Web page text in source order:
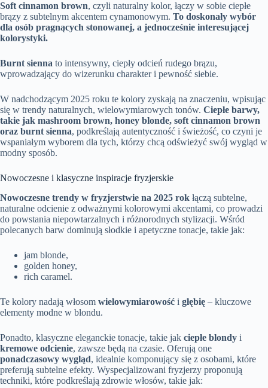
Soft cinnamon brown, czyli naturalny kolor, łączy w sobie ciepłe
brązy z subtelnym akcentem cynamonowym. To doskonały wybór
dla osób pragnących stonowanej, a jednocześnie interesującej
kolorystyki.
Burnt sienna to intensywny, ciepły odcień rudego brązu,
wprowadzający do wizerunku charakter i pewność siebie.
W nadchodzącym 2025 roku te kolory zyskają na znaczeniu, wpisując
się w trendy naturalnych, wielowymiarowych tonów. Ciepłe barwy,
takie jak mashroom brown, honey blonde, soft cinnamon brown
oraz burnt sienna, podkreślają autentyczność i świeżość, co czyni je
wspaniałym wyborem dla tych, którzy chcą odświeżyć swój wygląd w
modny sposób.
Nowoczesne i klasyczne inspiracje fryzjerskie
Nowoczesne trendy w fryzjerstwie na 2025 rok łączą subtelne,
naturalne odcienie z odważnymi kolorowymi akcentami, co prowadzi
do powstania niepowtarzalnych i różnorodnych stylizacji. Wśród
polecanych barw dominują słodkie i apetyczne tonacje, takie jak:
jam blonde,
golden honey,
rich caramel.
Te kolory nadają włosom wielowymiarowość i głębię – kluczowe
elementy modne w blondu.
Ponadto, klasyczne eleganckie tonacje, takie jak ciepłe blondy i
kremowe odcienie, zawsze będą na czasie. Oferują one
ponadczasowy wygląd, idealnie komponujący się z osobami, które
preferują subtelne efekty. Wyspecjalizowani fryzjerzy proponują
techniki, które podkreślają zdrowie włosów, takie jak: